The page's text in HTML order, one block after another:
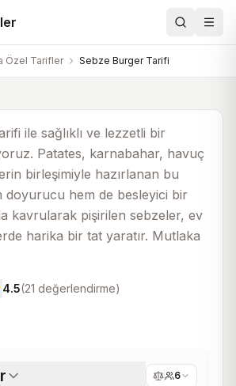
Ara
Özel Tarifler Sebze Burger Tarifi
Tarifi
6
ile sağlıklı ve lezzetli bir
Patates, karnabahar, havuç
birleşimiyle hazırlanan bu
doyurucu hem de besleyici bir
kavrularak pişirilen sebzeler, ev
harika bir tat yaratır. Mutlaka
4.5(21 değerlendirme)
6